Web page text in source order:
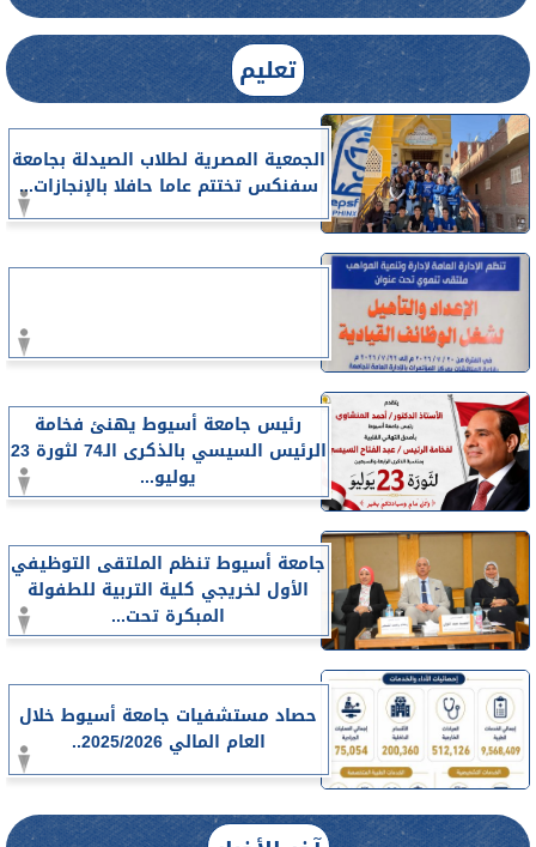
تعليم
الجمعية المصرية لطلاب الصيدلة بجامعة
سفنكس تختتم عاما حافلا بالإنجازات...
رئيس جامعة أسيوط يهنئ فخامة
الرئيس السيسي بالذكرى الـ74 لثورة 23
يوليو...
جامعة أسيوط تنظم الملتقى التوظيفي
الأول لخريجي كلية التربية للطفولة
المبكرة تحت...
حصاد مستشفيات جامعة أسيوط خلال
العام المالي 2025/2026..